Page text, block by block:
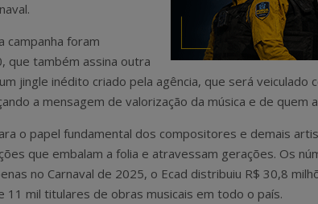
campanha foram
que também assina outra
jingle inédito criado pela agência, que será veiculado
a mensagem de valorização da música e de quem
o papel fundamental dos compositores e demais
que embalam a folia e atravessam gerações. Os
no Carnaval de 2025, o Ecad distribuiu R$ 30,8
11 mil titulares de obras musicais em todo o país.